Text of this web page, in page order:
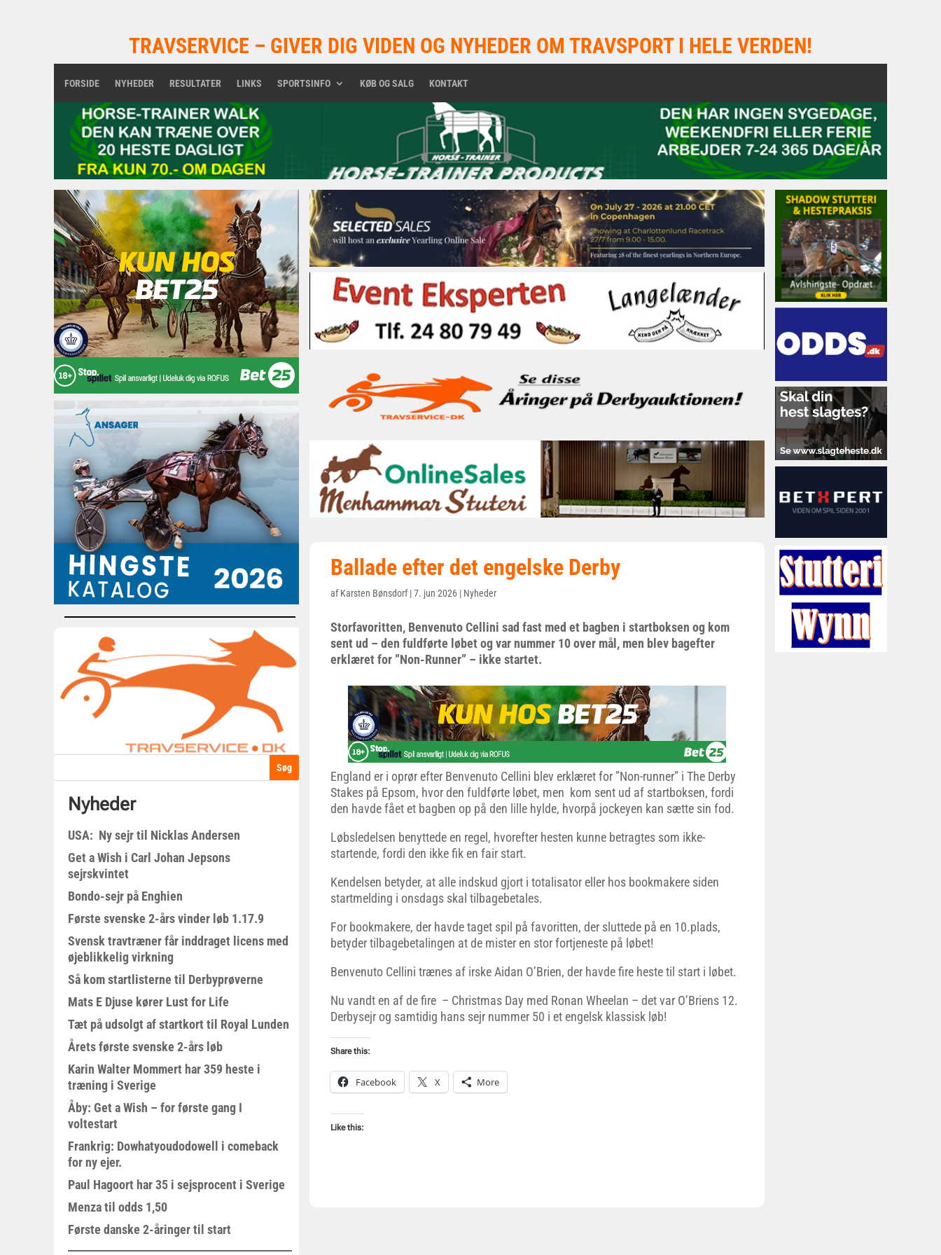
TRAVSERVICE – GIVER DIG VIDEN OG NYHEDER OM TRAVSPORT I HELE VERDEN!
FORSIDE NYHEDER RESULTATER LINKS SPORTSINFO KØB OG SALG KONTAKT
Nyheder
USA: Ny sejr til Nicklas Andersen
Get a Wish i Carl Johan Jepsons
sejrskvintet
Bondo-sejr på Enghien
Første svenske 2-års vinder løb 1.17.9
Svensk travtræner får inddraget licens med
øjeblikkelig virkning
Så kom startlisterne til Derbyprøverne
Mats E Djuse kører Lust for Life
Tæt på udsolgt af startkort til Royal Lunden
Årets første svenske 2-års løb
Karin Walter Mommert har 359 heste i
træning i Sverige
Åby: Get a Wish – for første gang I
voltestart
Frankrig: Dowhatyoudodowell i comeback
for ny ejer.
Paul Hagoort har 35 i sejsprocent i Sverige
Menza til odds 1,50
Første danske 2-åringer til start
Ballade efter det engelske Derby
afKarsten Bønsdorf|7. jun 2026 | Nyheder
Storfavoritten, Benvenuto Cellini sad fast med et bagben i startboksen og kom
sent ud – den fuldførte løbet og var nummer 10 over mål, men blev bagefter
erklæret for ”Non-Runner” – ikke startet.
England er i oprør efter Benvenuto Cellini blev erklæret for ”Non-runner” i The Derby
Stakes på Epsom, hvor den fuldførte løbet, men kom sent ud af startboksen, fordi
den havde fået et bagben op på den lille hylde, hvorpå jockeyen kan sætte sin fod.
Løbsledelsen benyttede en regel, hvorefter hesten kunne betragtes som ikke-
startende, fordi den ikke fik en fair start.
Kendelsen betyder, at alle indskud gjort i totalisator eller hos bookmakere siden
startmelding i onsdags skal tilbagebetales.
For bookmakere, der havde taget spil på favoritten, der sluttede på en 10.plads,
betyder tilbagebetalingen at de mister en stor fortjeneste på løbet!
Benvenuto Cellini trænes af irske Aidan O’Brien, der havde fire heste til start i løbet.
Nu vandt en af de fire – Christmas Day med Ronan Wheelan – det var O’Briens 12.
Derbysejr og samtidig hans sejr nummer 50 i et engelsk klassisk løb!
Share this:
Facebook X More
Like this: